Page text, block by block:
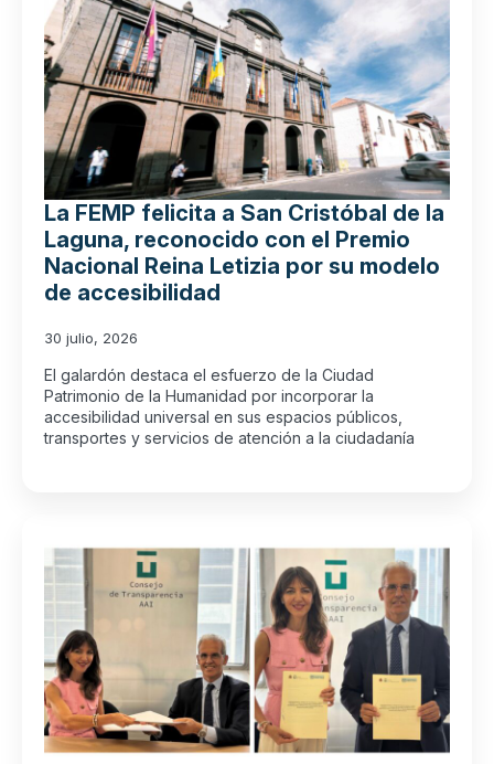
La FEMP felicita a San Cristóbal de la
Laguna, reconocido con el Premio
Nacional Reina Letizia por su modelo
de accesibilidad
30 julio, 2026
El galardón destaca el esfuerzo de la Ciudad
Patrimonio de la Humanidad por incorporar la
accesibilidad universal en sus espacios públicos,
transportes y servicios de atención a la ciudadanía